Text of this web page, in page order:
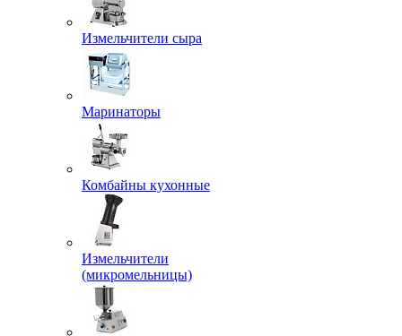
Измельчители сыра
Маринаторы
Комбайны кухонные
Измельчители
(микромельницы)